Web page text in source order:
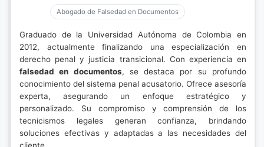
Abogado de Falsedad en Documentos
Graduado de la Universidad Autónoma de Colombia en
2012, actualmente finalizando una especialización en
derecho penal y justicia transicional. Con experiencia en
falsedad en documentos, se destaca por su profundo
conocimiento del sistema penal acusatorio. Ofrece asesoría
experta, asegurando un enfoque estratégico y
personalizado. Su compromiso y comprensión de los
tecnicismos legales generan confianza, brindando
soluciones efectivas y adaptadas a las necesidades del